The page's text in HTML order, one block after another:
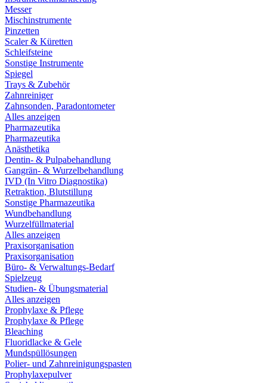
Messer
Mischinstrumente
Pinzetten
Scaler & Küretten
Schleifsteine
Sonstige Instrumente
Spiegel
Trays & Zubehör
Zahnreiniger
Zahnsonden, Paradontometer
Alles anzeigen
Pharmazeutika
Pharmazeutika
Anästhetika
Dentin- & Pulpabehandlung
Gangrän- & Wurzelbehandlung
IVD (In Vitro Diagnostika)
Retraktion, Blutstillung
Sonstige Pharmazeutika
Wundbehandlung
Wurzelfüllmaterial
Alles anzeigen
Praxisorganisation
Praxisorganisation
Büro- & Verwaltungs-Bedarf
Spielzeug
Studien- & Übungsmaterial
Alles anzeigen
Prophylaxe & Pflege
Prophylaxe & Pflege
Bleaching
Fluoridlacke & Gele
Mundspüllösungen
Polier- und Zahnreinigungspasten
Prophylaxepulver